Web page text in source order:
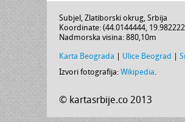
Subjel, Zlatiborski okrug, Srbija
Koordinate: (44.0144444,
Nadmorska visina: 880,10m
Karta Beograda Ulice Beograd
Izvori fotografija: Wikipedia.
© kartasrbije.co 2013